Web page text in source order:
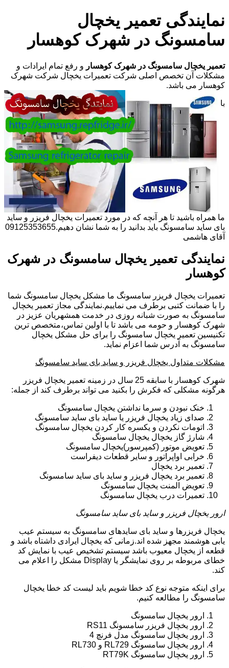
نمایندگی تعمیر یخچال
سامسونگ در شهرک کوهسار
تعمیر یخچال سامسونگ در شهرک کوهسار و رفع تمام ایرادات و
مشکلات آن تخصص اصلی شرکت تعمیرات یخچال شرکت شهرک
کوهسار می باشد.
با
ما همراه باشید تا هر آنچه که در مورد تعمیرات یخچال فریزر و ساید
بای ساید سامسونگ باید بدانید را به شما نشان دهیم.09125353655
آقای هاشمی
نمایندگی تعمیر یخچال سامسونگ در شهرک
کوهسار
تعمیرات یخچال فریزر سامسونگ ما مشکل یخچال سامسونگ شما
را با ضمانت کتبی برطرف می نماییم.نمایندگی مجاز تعمیر یخچال
سامسونگ به صورت شبانه روزی در خدمت همشهریان عزیز در
شهرک کوهسار و حومه می باشد تا با اولین تماس،متخصص ترین
تکنیسین تعمیر یخچال سامسونگ را برای حل مشکل یخچال
سامسونگ به آدرس شما اعزام نماید.
مشکلات متداول یخچال فریزر و ساید بای ساید سامسونگ
شهرک کوهسار با سابقه 25 سال در زمینه تعمیر یخچال فریزر
هرگونه مشکلی که فکرش را بکنید می تواند برطرف کند از جمله:
خنک نبودن و سرما نداشتن یخچال سامسونگ
صدای زیاد یخچال فریزر یا ساید بای ساید سامسونگ
اتومات نکردن و یکسره کار کردن یخچال سامسونگ
شارژ گاز یخچال یخچال سامسونگ
تعویض موتور (کمپرسور)یخچال سامسونگ
خرابی اواپراتور و سایر قطعات دیفراست
تعمیر برد یخچال
تعمیر برد یخچال فریزر و ساید بای ساید سامسونگ
تعویض المنت یخچال سامسونگ
تعمیرات درب یخچال سامسونگ
ارور یخچال فریزر و ساید بای ساید سامسونگ
یخچال فریزرها و ساید بای سایدهای سامسونگ به سیستم عیب
یابی هوشمند مجهز شده اند.زمانی که یخچال ایرادی داشتاه باشد و
قطعه از یخچال معیوب باشد سیستم تشخیص عیب با نمایش کد
خطای مربوطه بر روی نمایشگر یا Display مشکل را اعلام می
کند.
برای اینکه متوجه نوع کد خطا شویم باید لیست کد خطا یخچال
سامسونگ را مطالعه کنیم.
ارور یخچال سامسونگ
ارور یخچال فریزر سامسونگ RS11
ارور یخچال سامسونگ مدل فرنچ 4
ارور یخچال سامسونگ RL729 و RL730
ارور یخچال سامسونگ RT79K